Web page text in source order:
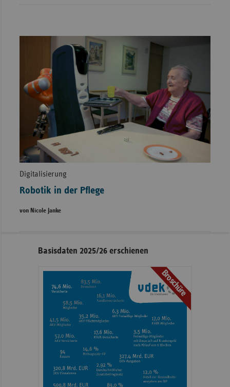
Digitalisierung
Robotik in der Pflege
von Nicole Janke
Seitennavigation
Seitenleiste
Informationen
Basisdaten 2025/26 erschienen
Broschüre